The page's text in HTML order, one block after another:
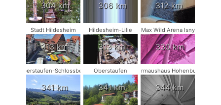
304 km 306 km 312 km
Stadt Hildesheim
313 km
Hildesheim-Lilie
313 km
Max Wild Arena Isny
330 km
Oberstaufen-Schlossberg
341 km
Oberstaufen
341 km
Fledermaushaus Hohenburg #2
344 km